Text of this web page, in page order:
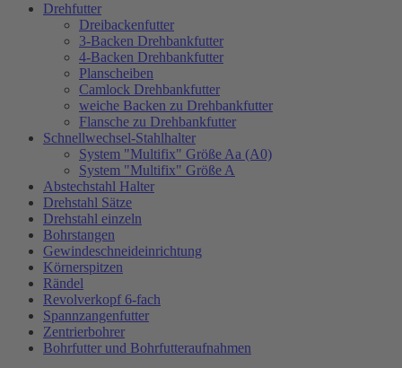
Drehfutter
Dreibackenfutter
3-Backen Drehbankfutter
4-Backen Drehbankfutter
Planscheiben
Camlock Drehbankfutter
weiche Backen zu Drehbankfutter
Flansche zu Drehbankfutter
Schnellwechsel-Stahlhalter
System "Multifix" Größe Aa (A0)
System "Multifix" Größe A
Abstechstahl Halter
Drehstahl Sätze
Drehstahl einzeln
Bohrstangen
Gewindeschneideinrichtung
Körnerspitzen
Rändel
Revolverkopf 6-fach
Spannzangenfutter
Zentrierbohrer
Bohrfutter und Bohrfutteraufnahmen